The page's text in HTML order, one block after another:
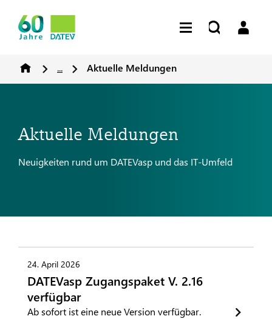
... Aktuelle Meldungen
Aktuelle Meldungen
Neuigkeiten rund um DATEVasp und das IT-Umfeld
24. April 2026
DATEVasp Zugangspaket V. 2.16
verfügbar
Ab sofort ist eine neue Version verfügbar.